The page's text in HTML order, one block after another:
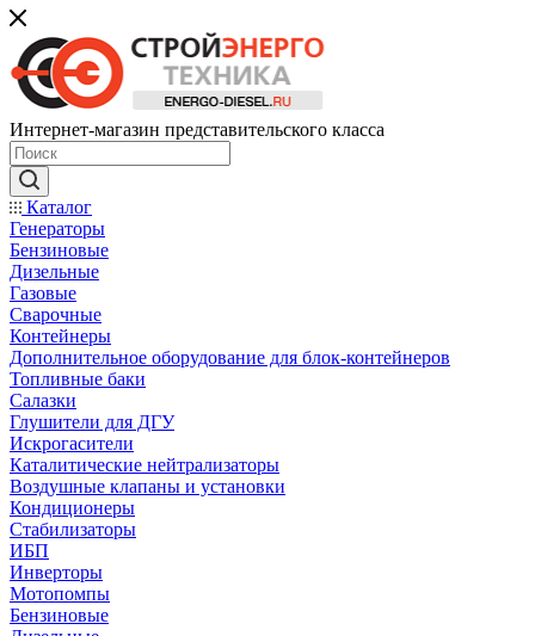
Интернет-магазин представительского класса
Каталог
Генераторы
Бензиновые
Дизельные
Газовые
Сварочные
Контейнеры
Дополнительное оборудование для блок-контейнеров
Топливные баки
Салазки
Глушители для ДГУ
Искрогасители
Каталитические нейтрализаторы
Воздушные клапаны и установки
Кондиционеры
Стабилизаторы
ИБП
Инверторы
Мотопомпы
Бензиновые